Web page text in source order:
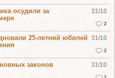
31/10
2
осудили за
31/10
2
25-летний юбилей
31/10
законов